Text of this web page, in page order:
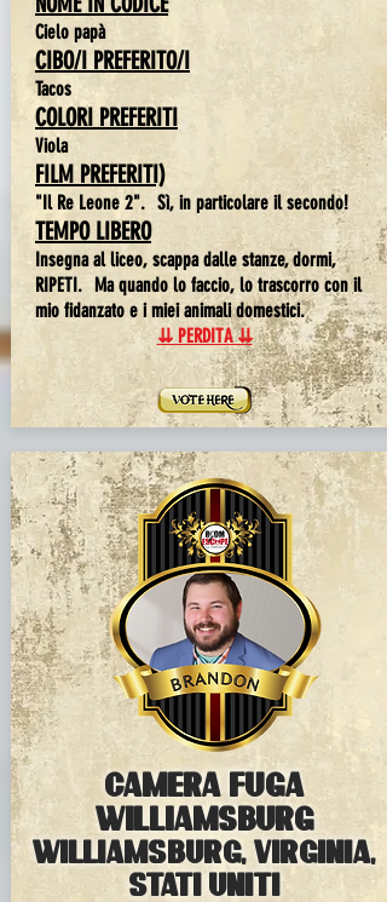
Cielo papà
CIBO/I PREFERITO/I
Tacos
COLORI PREFERITI
Viola
FILM PREFERITI)
"Il Re Leone 2". Sì, in particolare il secondo!
TEMPO LIBERO
Insegna al liceo, scappa dalle stanze, dormi,
RIPETI. Ma quando lo faccio, lo trascorro con il
mio fidanzato e i miei animali domestici.
⇊ PERDITA ⇊
CAMERA fuga
WILLIAMSBURG
WILLIAMSBURG, Virginia,
Stati Uniti